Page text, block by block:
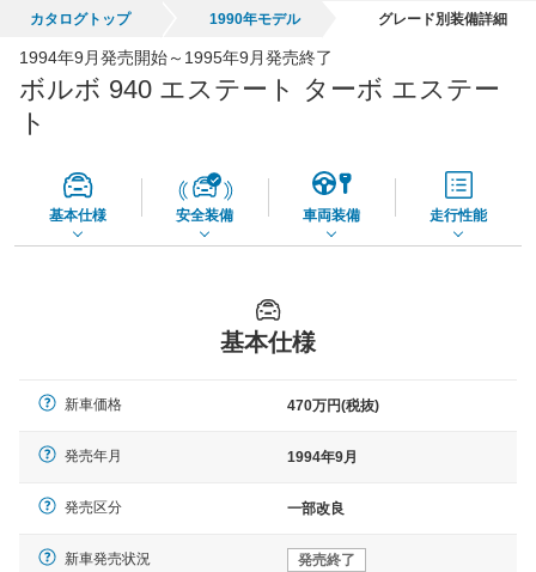
65,050円
カタログトップ 1990年モデル グレード別装備詳細
1994年9月発売開始～1995年9月発売終了
ボルボ 940 エステート ターボ エステー
ト
基本仕様 安全装備 車両装備 走行性能
基本仕様
新車価格 470万円(税抜)
発売年月 1994年9月
発売区分 一部改良
新車発売状況 発売終了